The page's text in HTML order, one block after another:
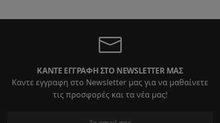
ΚΆΝΤΕ ΕΓΓΡΑΦΉ ΣΤΟ NEWSLETTER ΜΑΣ
Καντε εγγραφη στο Newsletter μας για να μαθαίνετε
τις προσφορές και τα νέα μας!